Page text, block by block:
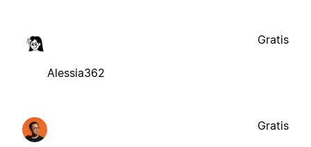
Alessia362
Gratis
Gratis